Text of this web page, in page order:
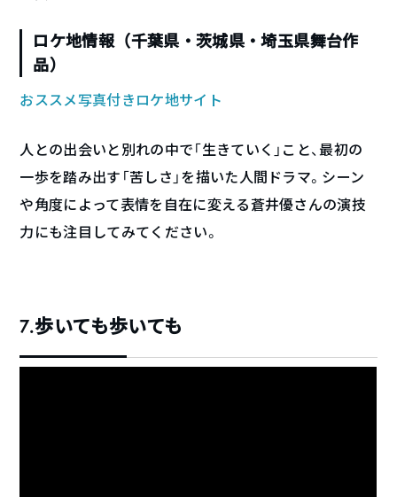
ロケ地情報（千葉県・茨城県・埼玉県舞台作
品）
おススメ写真付きロケ地サイト
人との出会いと別れの中で「生きていく」こと、最初の
一歩を踏み出す「苦しさ」を描いた人間ドラマ。シーン
や角度によって表情を自在に変える蒼井優さんの演技
力にも注目してみてください。
7.歩いても歩いても